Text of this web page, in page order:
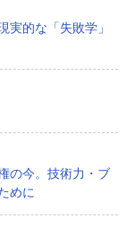
実的な「失敗学」
の今。技術力・ブ
めに